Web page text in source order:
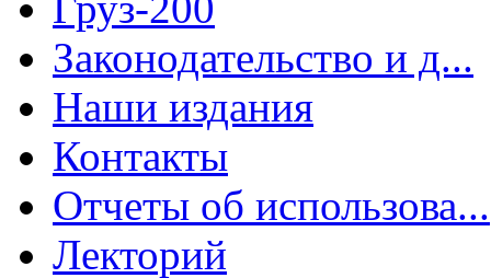
Законодательство и д...
Наши издания
Контакты
Отчеты об использова...
Лекторий